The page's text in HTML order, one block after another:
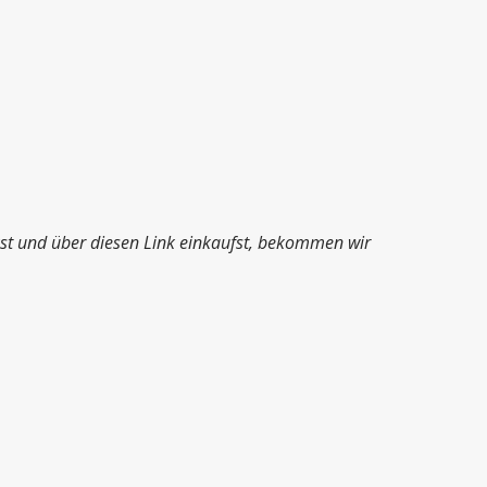
und über diesen Link einkaufst, bekommen wir